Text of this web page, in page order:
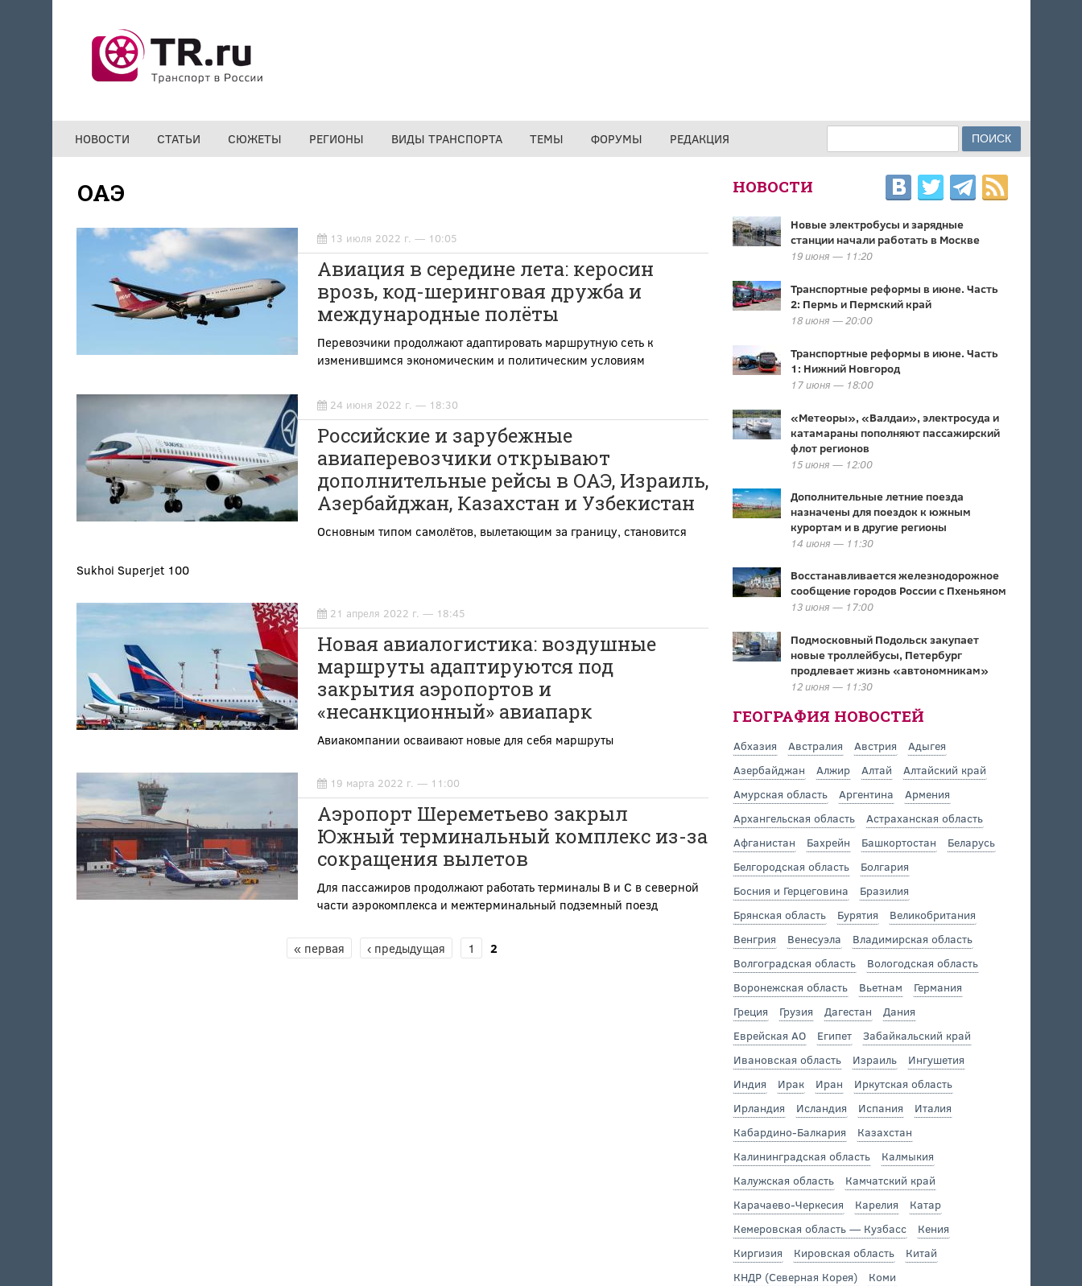
НОВОСТИ СТАТЬИ СЮЖЕТЫ РЕГИОНЫ ВИДЫ ТРАНСПОРТА ТЕМЫ ФОРУМЫ РЕДАКЦИЯ ФОРМА ПОИСКА
ОАЭ
13 июля 2022 г. — 10:05
Авиация в середине лета: керосин
врозь, код-шеринговая дружба и
международные полёты
Перевозчики продолжают адаптировать маршрутную сеть к
изменившимся экономическим и политическим условиям
24 июня 2022 г. — 18:30
Российские и зарубежные
авиаперевозчики открывают
дополнительные рейсы в ОАЭ, Израиль,
Азербайджан, Казахстан и Узбекистан
Основным типом самолётов, вылетающим за границу, становится
Sukhoi Superjet 100
21 апреля 2022 г. — 18:45
Новая авиалогистика: воздушные
маршруты адаптируются под
закрытия аэропортов и
«несанкционный» авиапарк
Авиакомпании осваивают новые для себя маршруты
19 марта 2022 г. — 11:00
Аэропорт Шереметьево закрыл
Южный терминальный комплекс из-за
сокращения вылетов
Для пассажиров продолжают работать терминалы B и C в северной
части аэрокомплекса и межтерминальный подземный поезд
« первая ‹ предыдущая 1 2
НОВОСТИ
Новые электробусы и зарядные
станции начали работать в Москве
19 июня — 11:20
Транспортные реформы в июне. Часть
2: Пермь и Пермский край
18 июня — 20:00
Транспортные реформы в июне. Часть
1: Нижний Новгород
17 июня — 18:00
«Метеоры», «Валдаи», электросуда и
катамараны пополняют пассажирский
флот регионов
15 июня — 12:00
Дополнительные летние поезда
назначены для поездок к южным
курортам и в другие регионы
14 июня — 11:30
Восстанавливается железнодорожное
сообщение городов России с Пхеньяном
13 июня — 17:00
Подмосковный Подольск закупает
новые троллейбусы, Петербург
продлевает жизнь «автономникам»
12 июня — 11:30
ГЕОГРАФИЯ НОВОСТЕЙ
Абхазия Австралия Австрия
Адыгея
Азербайджан
Алжир Алтай
Алтайский край
Амурская область
Аргентина
Армения
Архангельская область
Астраханская область
Афганистан
Бахрейн Башкортостан
Беларусь
Белгородская область
Болгария
Босния и Герцеговина
Бразилия
Брянская область
Бурятия
Великобритания
Венгрия
Венесуэла
Владимирская область
Волгоградская область
Вологодская область
Воронежская область
Вьетнам
Германия
Греция
Грузия Дагестан
Дания
Еврейская АО
Египет
Забайкальский край
Ивановская область
Израиль
Ингушетия
Индия
Ирак Иран
Иркутская область
Ирландия
Исландия Испания
Италия
Кабардино-Балкария
Казахстан
Калининградская область
Калмыкия
Калужская область
Камчатский край
Карачаево-Черкесия
Карелия
Катар
Кемеровская область — Кузбасс
Кения
Киргизия
Кировская область
Китай
КНДР (Северная Корея)
Коми